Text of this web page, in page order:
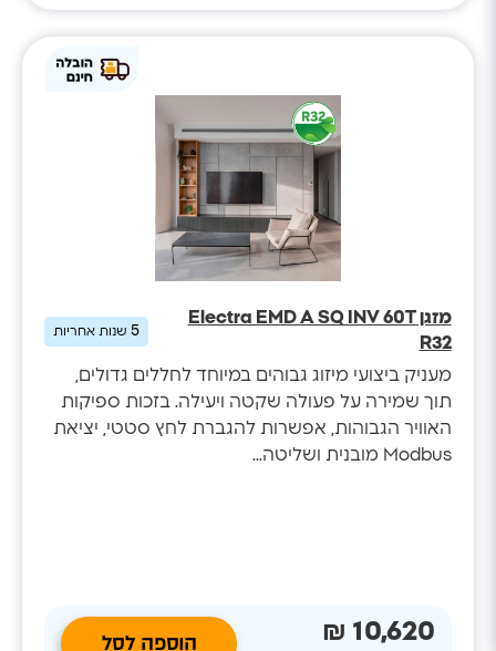
מזגן Electra EMD A SQ INV 60T
R32
5שנות אחריות
מעניק ביצועי מיזוג גבוהים במיוחד לחללים גדולים,
תוך שמירה על פעולה שקטה ויעילה. בזכות ספיקות
האוויר הגבוהות, אפשרות להגברת לחץ סטטי, יציאת
Modbus מובנית ושליטה...
10,620 ₪ הוספה לסל